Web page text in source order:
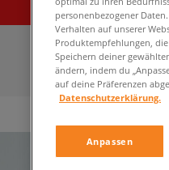
personenbezogener
Verhalten auf unserer
Produktempfehlungen,
Speichern deiner
ändern, indem du
auf deine Präferenzen
Datenschutzerklärung.
Anpassen